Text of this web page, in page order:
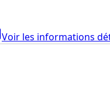
Voir les informations